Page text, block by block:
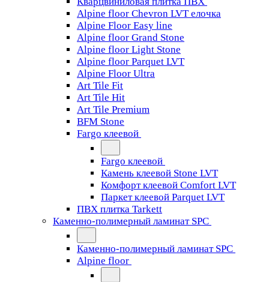
Alpine floor Chevron LVT елочка
Alpine Floor Easy line
Alpine floor Grand Stone
Alpine floor Light Stone
Alpine floor Parquet LVT
Alpine Floor Ultra
Art Tile Fit
Art Tile Hit
Art Tile Premium
BFM Stone
Fargo клеевой
Fargo клеевой
Камень клеевой Stone LVT
Комфорт клеевой Comfort LVT
Паркет клеевой Parquet LVT
ПВХ плитка Tarkett
Каменно-полимерный ламинат SPC
Каменно-полимерный ламинат SPC
Alpine floor